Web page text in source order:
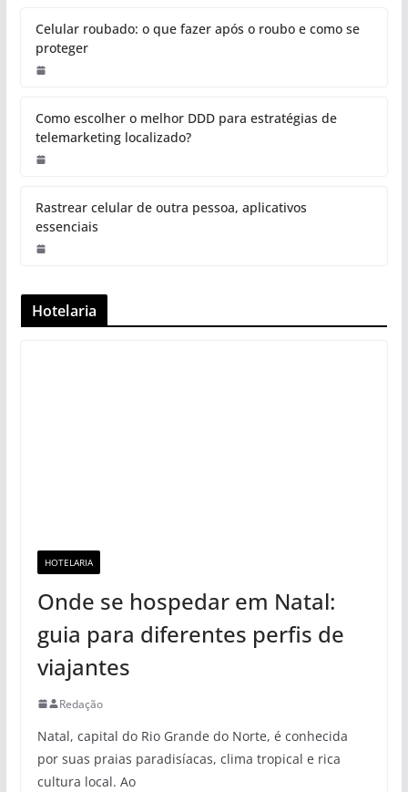
Celular roubado: o que fazer após o roubo e como se
proteger
Como escolher o melhor DDD para estratégias de
telemarketing localizado?
Rastrear celular de outra pessoa, aplicativos
essenciais
Hotelaria
HOTELARIA
Onde se hospedar em Natal:
guia para diferentes perfis de
viajantes
Redação
Natal, capital do Rio Grande do Norte, é conhecida
por suas praias paradisíacas, clima tropical e rica
cultura local. Ao